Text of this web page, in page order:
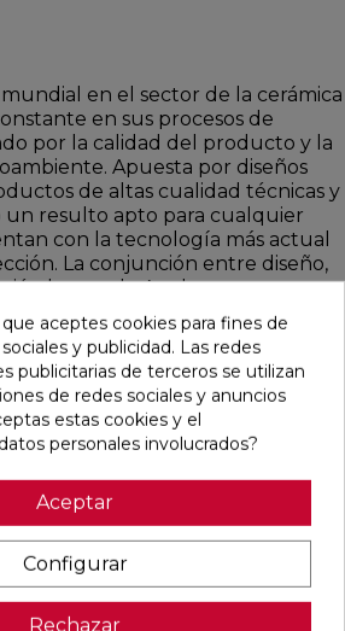
en el sector de la cerámica
en sus procesos de
por la calidad del producto y la
Apuesta por diseños
de altas cualidad técnicas y
un resulto apto para cualquier
con la tecnología más actual
La conjunción entre diseño,
hacen de Azulev una empresa
la página web del fabricante
CONSIGUE
EXCLUSIVAS!
aceptes cookies para fines de
y publicidad. Las redes
publicitarias de terceros se utilizan
de redes sociales y anuncios
estas cookies y el
personales involucrados?
Aceptar
Configurar
Rechazar